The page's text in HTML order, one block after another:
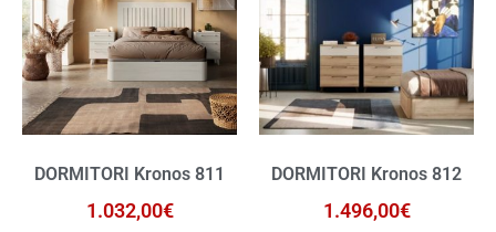
DORMITORI Kronos 811
1.032,00€
DORMITORI Kronos 812
1.496,00€